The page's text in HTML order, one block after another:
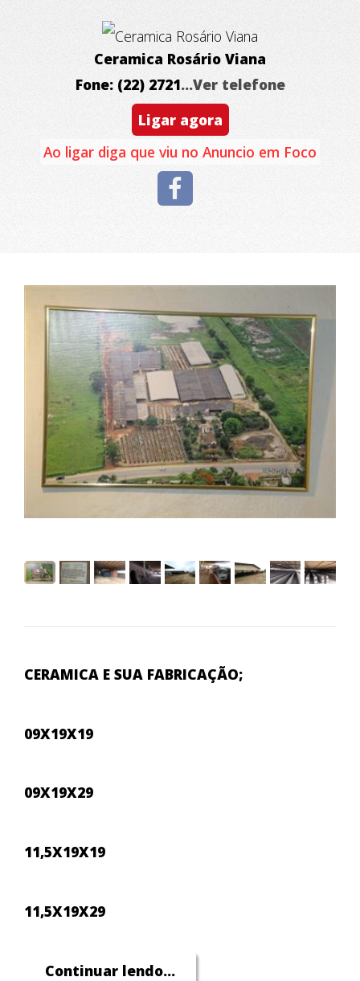
Ceramica Rosário Viana
Fone: (22) 2721...Ver telefone
Ligar agora
Ao ligar diga que viu no Anuncio em Foco
CERAMICA E SUA FABRICAÇÃO;
09X19X19
09X19X29
11,5X19X19
11,5X19X29
11,5X14X24
Continuar lendo...